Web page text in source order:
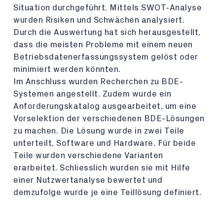
Situation durchgeführt. Mittels SWOT-Analyse
wurden Risiken und Schwächen analysiert.
Durch die Auswertung hat sich herausgestellt,
dass die meisten Probleme mit einem neuen
Betriebsdatenerfassungssystem gelöst oder
minimiert werden könnten.
Im Anschluss wurden Recherchen zu BDE-
Systemen angestellt. Zudem wurde ein
Anforderungskatalog ausgearbeitet, um eine
Vorselektion der verschiedenen BDE-Lösungen
zu machen. Die Lösung wurde in zwei Teile
unterteilt, Software und Hardware. Für beide
Teile wurden verschiedene Varianten
erarbeitet. Schliesslich wurden sie mit Hilfe
einer Nutzwertanalyse bewertet und
demzufolge wurde je eine Teillösung definiert.